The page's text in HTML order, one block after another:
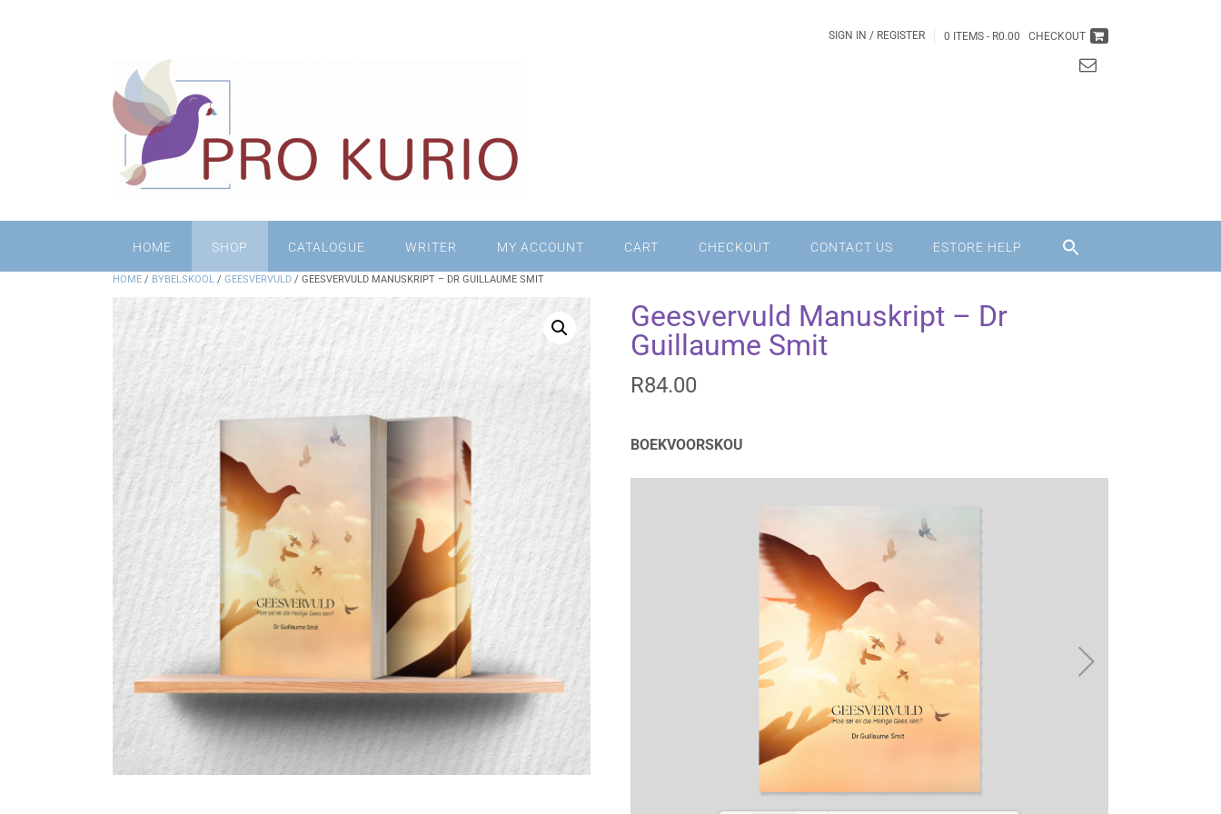
SIGN IN / REGISTER 0 ITEMS - R0.00 CHECKOUT
HOME SHOP CATALOGUE WRITER MY ACCOUNT CART CHECKOUT CONTACT US ESTORE HELP
HOME / BYBELSKOOL / GEESVERVULD / GEESVERVULD MANUSKRIPT – DR GUILLAUME SMIT
Geesvervuld Manuskript – Dr
Guillaume Smit
R84.00
BOEKVOORSKOU
cCOLPROK040_Manuskrip_cover
COLPROK040_Geesvervuld - dr
Guillaume Smit_A5_COL_B[1-256]